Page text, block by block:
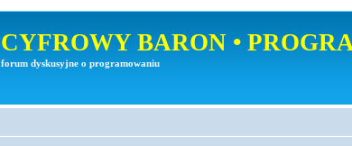
CYFROWY BARON •
forum dyskusyjne o programowaniu